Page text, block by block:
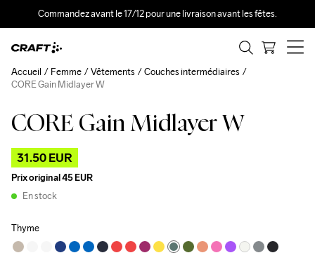
Commandez avant le 17/12 pour une livraison avant les fêtes.
CORE Gain Midlayer W
31.50 EUR
Prix original45 EUR
En stock
Thyme
Accueil Femme Vêtements
Couches intermédiaires
CORE Gain Midlayer W
Outlet